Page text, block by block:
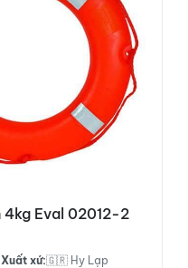
4kg Eval 02012-2
Xuất xứ:🇬🇷 Hy Lạp